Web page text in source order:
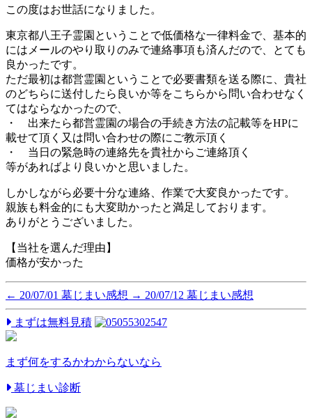
この度はお世話になりました。
東京都八王子霊園ということで低価格な一律料金で、基本的
にはメールのやり取りのみで連絡事項も済んだので、とても
良かったです。
ただ最初は都営霊園ということで必要書類を送る際に、貴社
のどちらに送付したら良いか等をこちらから問い合わせなく
てはならなかったので、
・ 出来たら都営霊園の場合の手続き方法の記載等をHPに
載せて頂く又は問い合わせの際にご教示頂く
・ 当日の緊急時の連絡先を貴社からご連絡頂く
等があればより良いかと思いました。
しかしながら必要十分な連絡、作業で大変良かったです。
親族も料金的にも大変助かったと満足しております。
ありがとうございました。
【当社を選んだ理由】
価格が安かった
← 20/07/01 墓じまい感想 → 20/07/12 墓じまい感想
まずは無料見積
まず何をするかわからないなら
墓じまい診断